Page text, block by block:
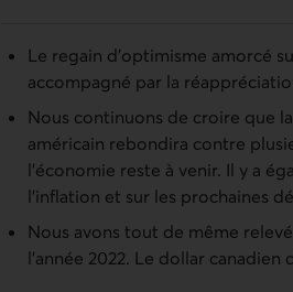
Le regain d’optimisme amorcé
accompagné par la
Nous continuons de croire que
américain rebondira contre
l’économie reste à venir. Il y a
l’inflation et sur les prochaines
Nous avons tout de même
l’année 2022. Le dollar